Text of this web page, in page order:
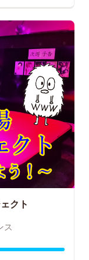
クト
ス